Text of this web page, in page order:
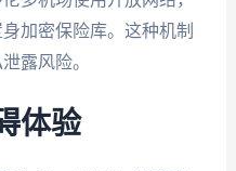
加密保险库。这种机制
露风险。
体验